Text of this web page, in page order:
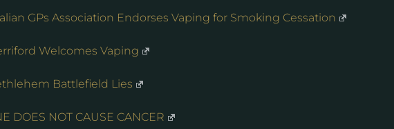
GPs Association Endorses Vaping for Smoking Cessation
Welcomes Vaping
Battlefield Lies
DOES NOT CAUSE CANCER